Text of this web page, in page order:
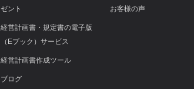
ゼント
経営計画書・規定書の電子版
（Eブック）サービス
経営計画書作成ツール
ブログ
お客様の声